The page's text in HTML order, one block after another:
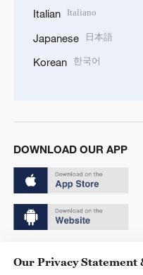
Italian Italiano
Japanese 日本語
Korean 한국어
DOWNLOAD OUR APP
Our Privacy Statement